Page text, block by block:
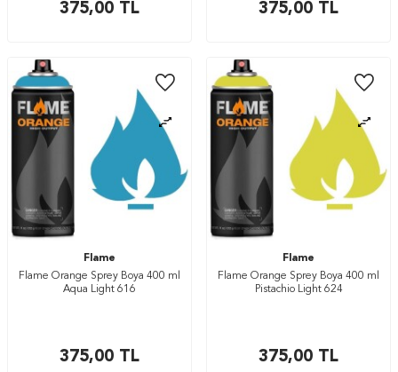
375,00 TL 375,00 TL
Flame
Flame Orange Sprey Boya 400 ml
Aqua Light 616
375,00 TL
Flame
Flame Orange Sprey Boya 400 ml
Pistachio Light 624
375,00 TL